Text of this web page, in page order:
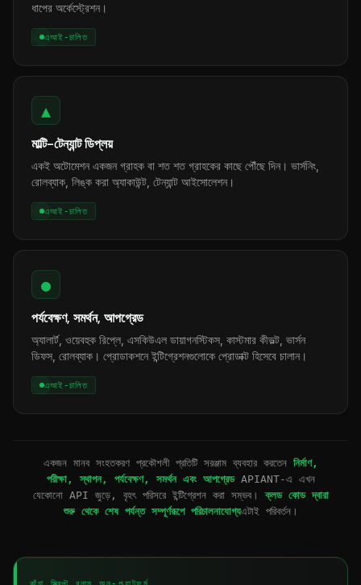
ধাপের অর্কেস্ট্রেশন।
এআই-চালিত
▲
মাল্টি-টেন্যান্ট ডিপ্লয়
একই অটোমেশন একজন গ্রাহক বা শত শত গ্রাহকের কাছে পৌঁছে দিন। ভার্সনিং,
রোলব্যাক, লিঙ্ক করা অ্যাকাউন্ট, টেন্যান্ট আইসোলেশন।
এআই-চালিত
●
পর্যবেক্ষণ, সমর্থন, আপগ্রেড
অ্যালার্ট, ওয়েবহুক রিপ্লে, এসকিউএল ডায়াগনস্টিকস, কাস্টমার কীভল্ট, ভার্সন
ডিফস, রোলব্যাক। প্রোডাকশনে ইন্টিগ্রেশনগুলোকে প্রোডাক্ট হিসেবে চালান।
এআই-চালিত
একজন মানব সংহতকরণ প্রকৌশলী প্রতিটি সরঞ্জাম ব্যবহার করতেন নির্মাণ,
পরীক্ষা, স্থাপন, পর্যবেক্ষণ, সমর্থন এবং আপগ্রেডAPIANT-এ এখন
যেকোনো API জুড়ে, বৃহৎ পরিসরে ইন্টিগ্রেশন করা সম্ভব।ক্লড কোড দ্বারা
শুরু থেকে শেষ পর্যন্ত সম্পূর্ণরূপে পরিচালনাযোগ্যএটাই পরিবর্তন।